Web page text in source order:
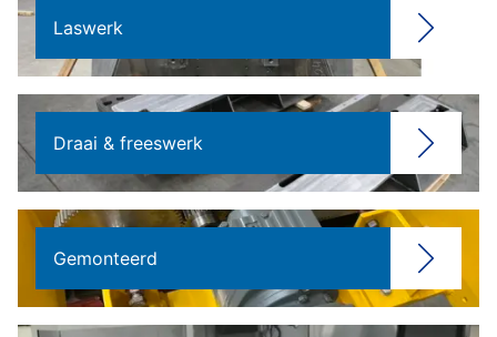
Laswerk
Draai & freeswerk
Gemonteerd